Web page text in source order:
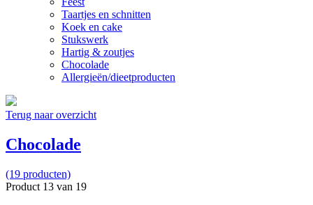
Taartjes en schnitten
Koek en cake
Stukswerk
Hartig & zoutjes
Chocolade
Allergieën/dieetproducten
Terug naar overzicht
Chocolade
(19 producten)
Product 13 van 19